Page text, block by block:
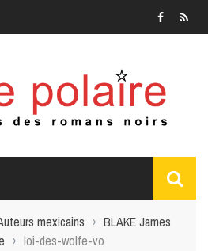
mexicains › BLAKE James
› loi-des-wolfe-vo